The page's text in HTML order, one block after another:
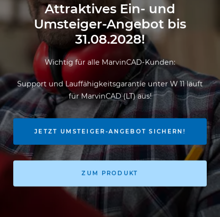
Attraktives Ein- und
Umsteiger-Angebot bis
31.08.2028!
Wichtig für alle MarvinCAD-Kunden:
Support und Lauffähigkeitsgarantie unter W 11 läuft
für MarvinCAD (LT) aus!
JETZT UMSTEIGER-ANGEBOT SICHERN!
ZUM PRODUKT